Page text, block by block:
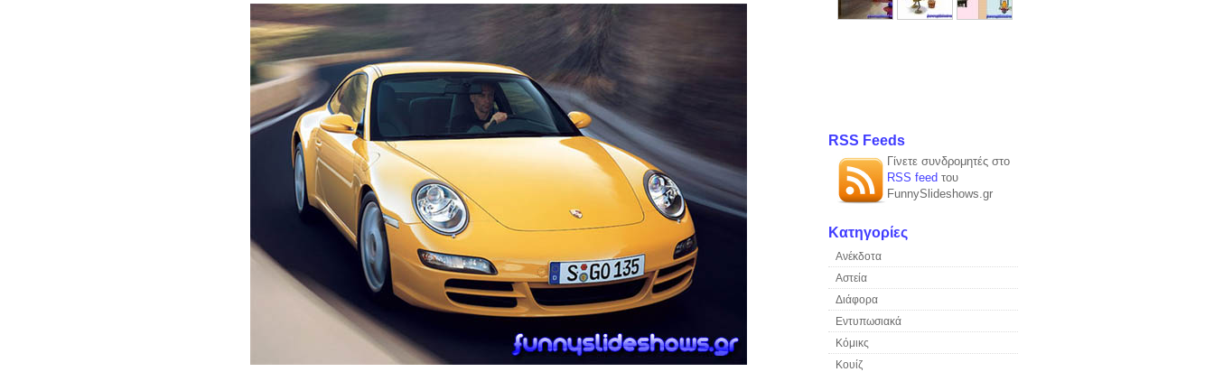
RSS Feeds
Γίνετε συνδρομητές στο
RSS feed του
FunnySlideshows.gr
Κατηγορίες
Ανέκδοτα
Αστεία
Διάφορα
Εντυπωσιακά
Κόμικς
Κουίζ